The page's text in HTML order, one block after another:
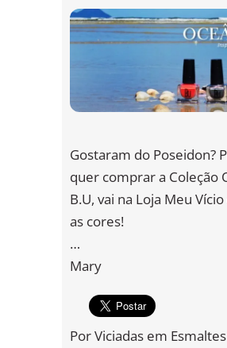
Gostaram do Poseidon?
quer comprar a Coleção
B.U, vai na Loja Meu
as cores!
…
Mary
PorViciadas em Esmaltes